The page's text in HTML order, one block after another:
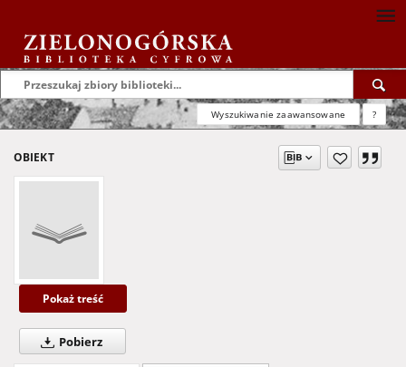
Wyszukiwanie zaawansowane ?
OBIEKT
Pokaż treść
Pobierz